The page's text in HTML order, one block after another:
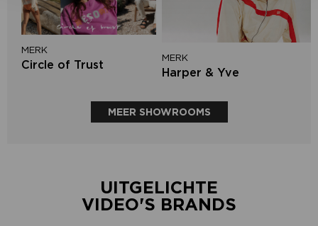
MERK
Circle of Trust
MERK
Harper & Yve
MEER SHOWROOMS
UITGELICHTE
VIDEO'S BRANDS